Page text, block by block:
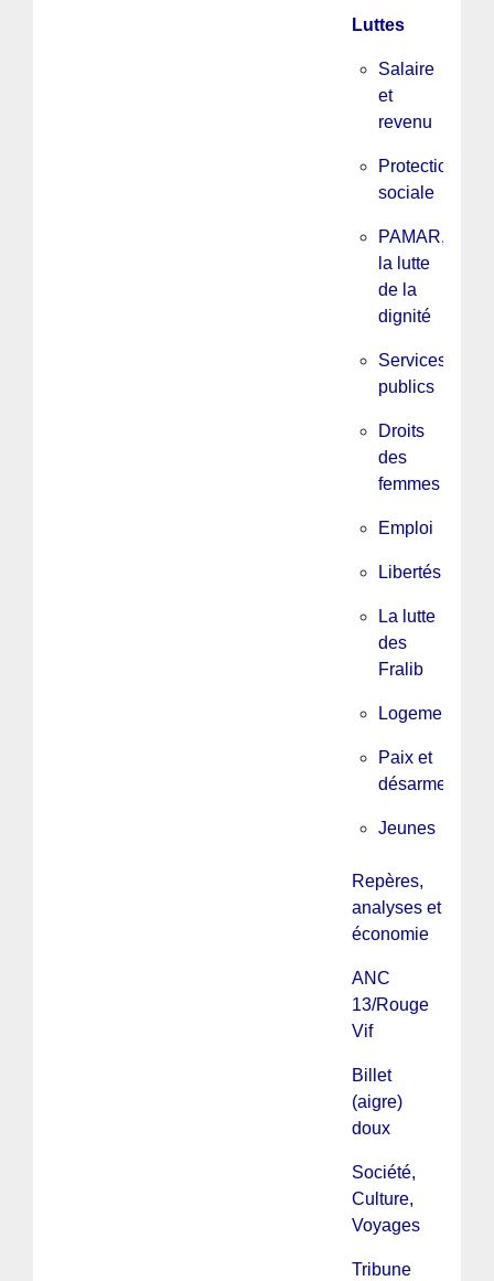
Luttes
Salaire
et
revenu
Protection
sociale
PAMAR,
la lutte
de la
dignité
Services
publics
Droits
des
femmes
Emploi
Libertés
La lutte
des
Fralib
Logement
Paix et
désarmement
Jeunes
Repères,
analyses et
économie
ANC
13/Rouge
Vif
Billet
(aigre)
doux
Société,
Culture,
Voyages
Tribune